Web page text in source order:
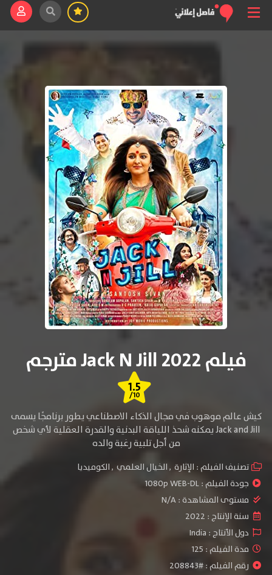
فيلم Jack N Jill 2022 مترجم
1.5
/10
كيش عالم موهوب في مجال الذكاء الاصطناعي يطور برنامجًا يسمى
Jack and Jill يمكنه شحذ اللياقة البدنية والقدرة العقلية لأي شخص
من أجل تلبية رغبة والده
تصنيف الفيلم : الإثارة ,الخيال العلمي ,الكوميديا
جودة الفيلم :1080p WEB-DL
مستوى المشاهدة :N/A
سنة الإنتاج : 2022
دول الأنتاج : India
مدة الفيلم : 125
رقم الفيلم : #208843